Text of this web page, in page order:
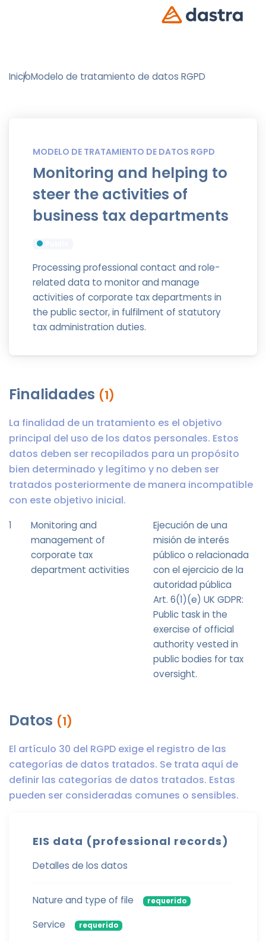
InicioModelo de tratamiento de datos RGPD
MODELO DE TRATAMIENTO DE DATOS RGPD
Monitoring and helping to
steer the activities of
business tax departments
Processing professional contact and role-
related data to monitor and manage
activities of corporate tax departments in
the public sector, in fulfilment of statutory
tax administration duties.
Finalidades (1)
La finalidad de un tratamiento es el objetivo
principal del uso de los datos personales. Estos
datos deben ser recopilados para un propósito
bien determinado y legítimo y no deben ser
tratados posteriormente de manera incompatible
con este objetivo inicial.
1
Monitoring and
management of
corporate tax
department activities
Ejecución de una
misión de interés
público o relacionada
con el ejercicio de la
autoridad pública
Art. 6(1)(e) UK GDPR:
Public task in the
exercise of official
authority vested in
public bodies for tax
oversight.
Datos (1)
El artículo 30 del RGPD exige el registro de las
categorías de datos tratados. Se trata aquí de
definir las categorías de datos tratados. Estas
pueden ser consideradas comunes o sensibles.
EIS data (professional records)
Detalles de los datos
Nature and type of file requerido
Service requerido